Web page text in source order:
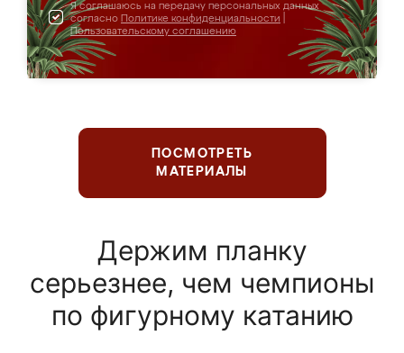
Я соглашаюсь на передачу персональных данных
согласно Политике конфиденциальности
Пользовательскому соглашению
ПОСМОТРЕТЬ
МАТЕРИАЛЫ
Держим планку
серьезнее, чем чемпионы
по фигурному катанию